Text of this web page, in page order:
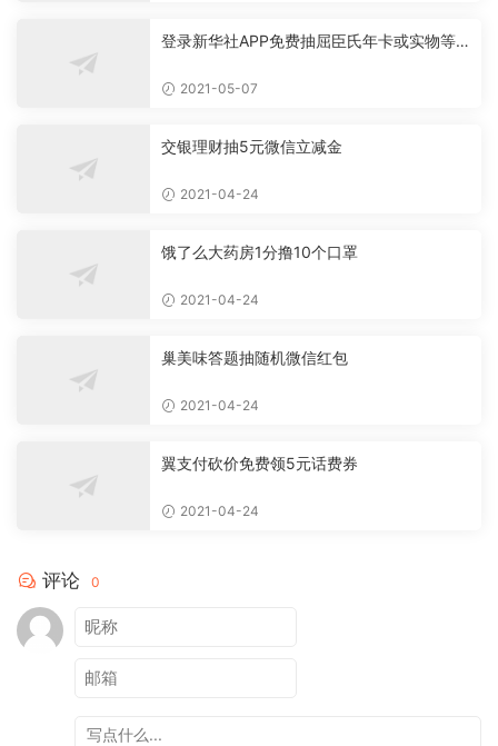
登录新华社APP免费抽屈臣氏年卡或实物等
2021-05-07
交银理财抽5元微信立减金
2021-04-24
饿了么大药房1分撸10个口罩
2021-04-24
巢美味答题抽随机微信红包
2021-04-24
翼支付砍价免费领5元话费券
2021-04-24
评论 0